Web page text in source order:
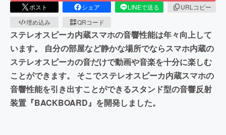
ポスト シェア LINEで送る
URLコピー
埋め込み
QRコード
ステレオスピーカ内蔵スマホの音響性能は年々向上して
います。 自分の部屋など静かな場所でならスマホ内蔵の
ステレオスピーカの音だけで動画や音楽を十分に楽しむ
ことができます。 そこでステレオスピーカ内蔵スマホの
音響性能を引き出すことができるスタンド型の音響反射
装置『BACKBOARD』を開発しました。